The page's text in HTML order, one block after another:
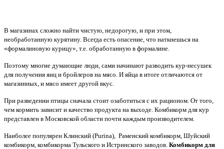
В магазинах сложно найти чистую, недорогую, и при этом,
необработанную курятину. Всегда есть опасение, что наткнешься на
«формалиновую курицу», т.е. обработанную в формалине.
Поэтому многие думающие люди, сами начинают разводить кур-несушек
для получения яиц и бройлеров на мясо. И яйца в итоге отличаются от
магазинных, и мясо имеет другой вкус.
При разведении птицы сначала стоит озаботиться с их рационом. От того,
чем кормить зависит и качество продукта на выходе. Комбикорм для кур
представлен в Московской области почти каждым производителем.
Наиболее популярен Клинский (Purina), Раменский комбикорм, Шуйский
комбикорм, комбикорма Тульского и Истринского заводов. Комбикорм для